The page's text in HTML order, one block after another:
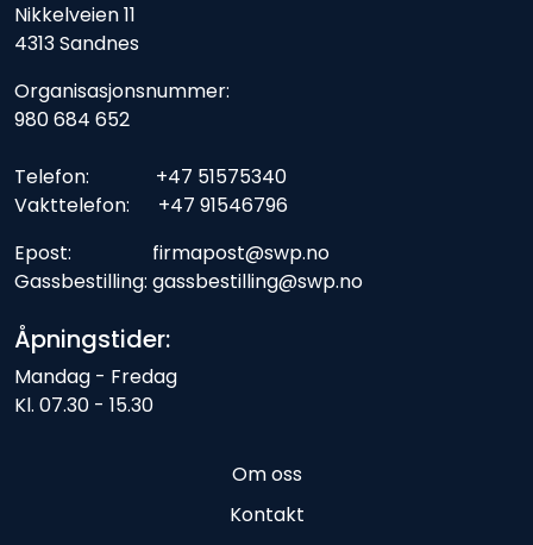
Nikkelveien 11
4313 Sandnes
Organisasjonsnummer:
980 684 652
Telefon: +47 51575340
Vakttelefon: +47 91546796
Epost: firmapost@swp.no
Gassbestilling: gassbestilling@swp.no
Åpningstider:
Mandag - Fredag
Kl. 07.30 - 15.30
Om oss
Kontakt